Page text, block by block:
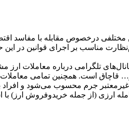
مختلفی درخصوص مقابله با مفاسد
مناسب بر اجرای قوانین در
تلگرامی درباره معاملات ارز
است. همچنین تمامی معاملات
غیرمعتبر جرم محسوب می‌شود و
مراجعه کنند.‌مطابق با بند «خ» ماده۲قانون مبارزه با قاچاق کالا و ارز مصوب سال ۱۳۹۲،